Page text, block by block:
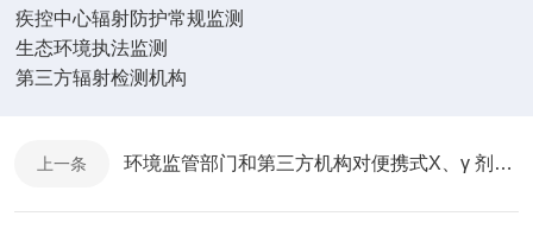
疾控中心辐射防护常规监测
生态环境执法监测
第三方辐射检测机构
上一条 环境监管部门和第三方机构对便携式X、γ 剂量率仪都有哪些要求